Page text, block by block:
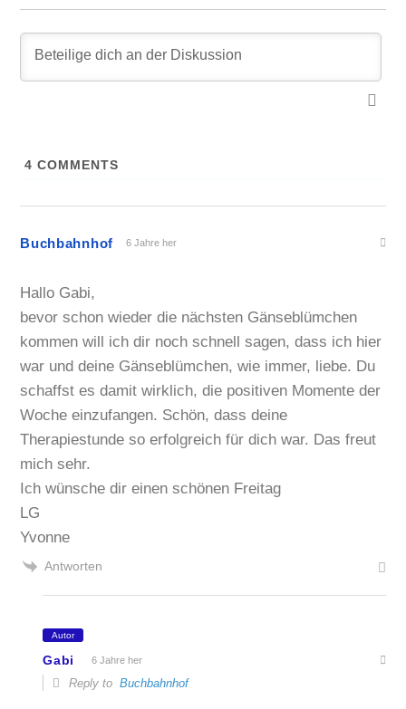
4 COMMENTS
Buchbahnhof 6 Jahre her
Hallo Gabi,
bevor schon wieder die nächsten Gänseblümchen
kommen will ich dir noch schnell sagen, dass ich hier
war und deine Gänseblümchen, wie immer, liebe. Du
schaffst es damit wirklich, die positiven Momente der
Woche einzufangen. Schön, dass deine
Therapiestunde so erfolgreich für dich war. Das freut
mich sehr.
Ich wünsche dir einen schönen Freitag
LG
Yvonne
Antworten
Autor
Gabi 6 Jahre her
Reply toBuchbahnhof